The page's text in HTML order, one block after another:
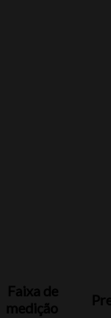
Faixa de
medição